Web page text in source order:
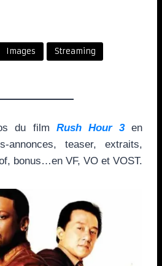
Images
Streaming
du film Rush Hour 3en
annonces, teaser, extraits,
bonus…en VF, VO et VOST.